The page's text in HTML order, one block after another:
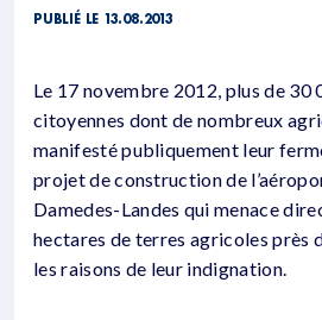
PUBLIÉ LE 13.08.2013
Le 17 novembre 2012, plus de 30
citoyennes dont de nombreux
manifesté publiquement leur
projet de construction de
Damedes-Landes qui menace
hectares de terres agricoles près
les raisons de leur indignation.